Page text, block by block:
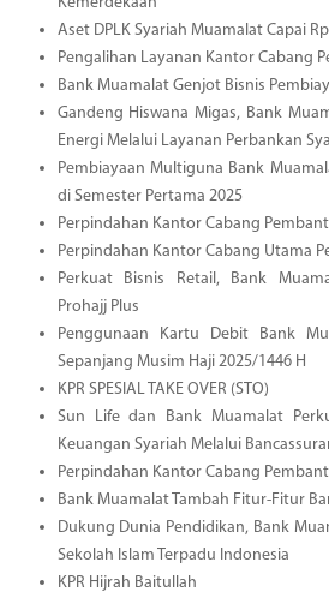
Aset DPLK Syariah Muamalat Capai
Pengalihan Layanan Kantor Cabang
Bank Muamalat Genjot Bisnis
Gandeng Hiswana Migas, Bank
Energi Melalui Layanan Perbankan
Pembiayaan Multiguna Bank
di Semester Pertama 2025
Perpindahan Kantor Cabang
Perpindahan Kantor Cabang Utama
Perkuat Bisnis Retail, Bank
Prohajj Plus
Penggunaan Kartu Debit Bank
Sepanjang Musim Haji 2025/1446 H
KPR SPESIAL TAKE OVER (STO)
Sun Life dan Bank Muamalat
Keuangan Syariah Melalui
Perpindahan Kantor Cabang
Bank Muamalat Tambah Fitur-Fitur
Dukung Dunia Pendidikan, Bank
Sekolah Islam Terpadu Indonesia
KPR Hijrah Baitullah